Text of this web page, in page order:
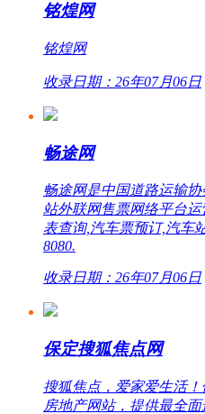
铭煌网
铭煌网
收录日期：26年07月06日
畅途网
畅途网是中国道路运输
站外联网售票网络平台
表查询,汽车票预订,汽车
8080.
收录日期：26年07月06日
保定搜狐焦点网
搜狐焦点，爱家爱生活
房地产网站，提供最全